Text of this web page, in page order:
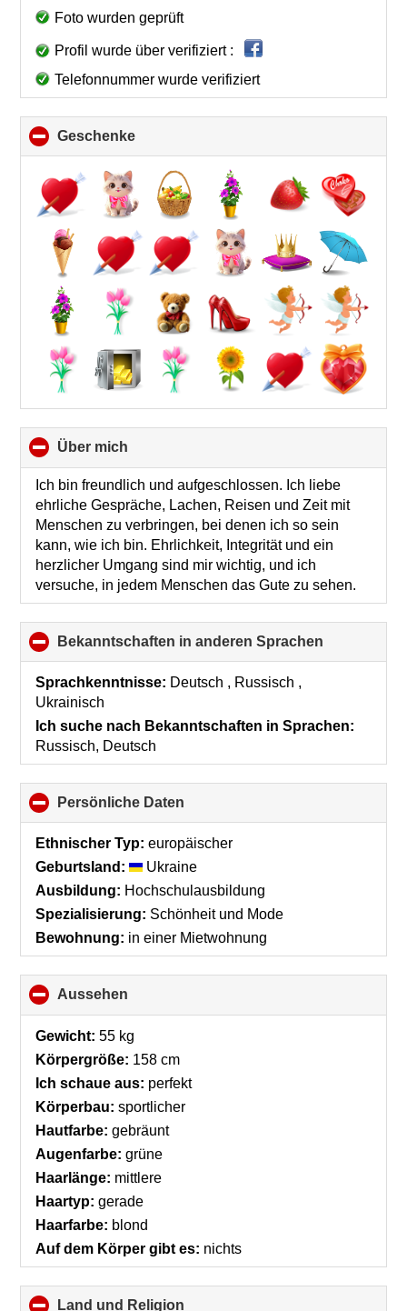
contents
Foto wurden geprüft
Profil wurde über verifiziert :
Telefonnummer wurde verifiziert
Geschenke
to
collapse
contents
Über mich
to
collapse
contents
Ich bin freundlich und aufgeschlossen. Ich liebe
ehrliche Gespräche, Lachen, Reisen und Zeit mit
Menschen zu verbringen, bei denen ich so sein
kann, wie ich bin. Ehrlichkeit, Integrität und ein
herzlicher Umgang sind mir wichtig, und ich
versuche, in jedem Menschen das Gute zu sehen.
Bekanntschaften in anderen Sprachen
to
Sprachkenntnisse: Deutsch , Russisch ,
Ukrainisch
Ich suche nach Bekanntschaften in Sprachen:
Russisch, Deutsch
Persönliche Daten
to
collapse
Ethnischer Typ: europäischer
Geburtsland:
Ukraine
Ausbildung: Hochschulausbildung
Spezialisierung: Schönheit und Mode
Bewohnung: in einer Mietwohnung
Aussehen
to
collapse
contents
Gewicht: 55 kg
Körpergröße: 158 cm
Ich schaue aus: perfekt
Körperbau: sportlicher
Hautfarbe: gebräunt
Augenfarbe: grüne
Haarlänge: mittlere
Haartyp: gerade
Haarfarbe: blond
Auf dem Körper gibt es: nichts
Land und Religion